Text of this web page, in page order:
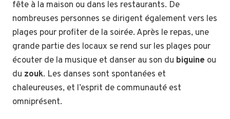
fête à la maison ou dans les restaurants. De
nombreuses personnes se dirigent également vers les
plages pour profiter de la soirée. Après le repas, une
grande partie des locaux se rend sur les plages pour
écouter de la musique et danser au son du biguine ou
du zouk. Les danses sont spontanées et
chaleureuses, et l’esprit de communauté est
omniprésent.